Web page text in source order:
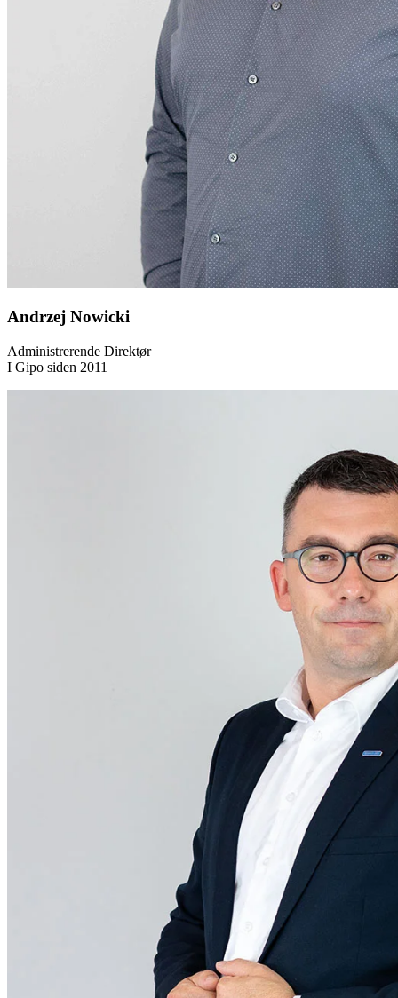
Andrzej Nowicki
Administrerende Direktør
I Gipo siden 2011